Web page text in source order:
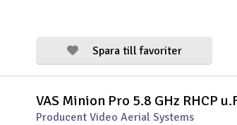
Spara till favoriter
VAS Minion Pro 5.8 GHz RHCP
Producent Video Aerial Systems